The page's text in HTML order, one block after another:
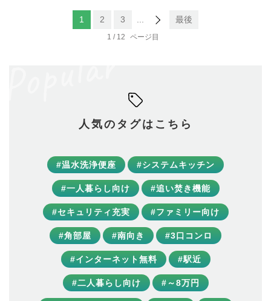
1 / 12
1 2 3 最後
人気のタグはこちら
#温水洗浄便座 #システムキッチン
#一人暮らし向け #追い焚き機能
#セキュリティ充実 #ファミリー向け
#角部屋 #南向き #3口コンロ
#インターネット無料 #駅近
#二人暮らし向け #～8万円